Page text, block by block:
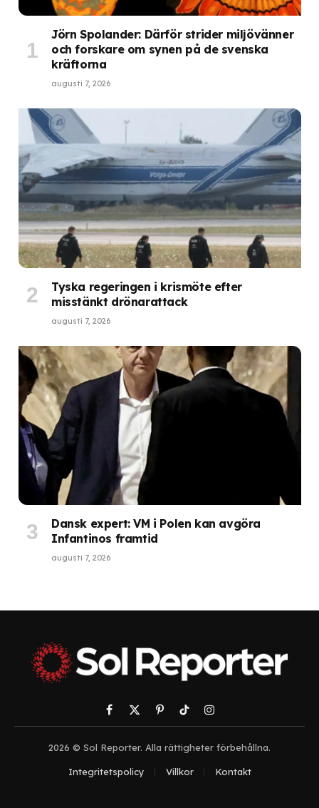
Jörn Spolander: Därför strider miljövänner
och forskare om synen på de svenska
kräftorna
augusti 7, 2026
Tyska regeringen i krismöte efter
misstänkt drönarattack
augusti 7, 2026
Dansk expert: VM i Polen kan avgöra
Infantinos framtid
augusti 7, 2026
Facebook
X
(Twitter)
PinterestTikTokInstagram
2026 © Sol Reporter. Alla rättigheter förbehållna.
Integritetspolicy Villkor Kontakt